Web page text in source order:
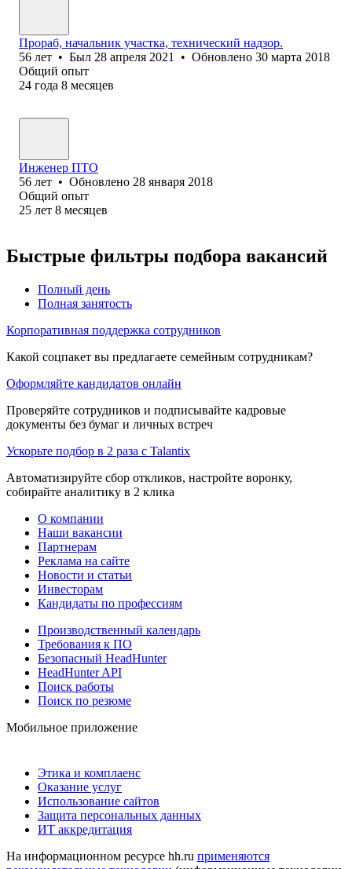
Прораб, начальник участка, технический надзор.
56 лет • Был 28 апреля 2021 • Обновлено 30 марта 2018
Общий опыт
24 года 8 месяцев
Инженер ПТО
56 лет • Обновлено 28 января 2018
Общий опыт
25 лет 8 месяцев
Быстрые фильтры подбора вакансий
Полный день
Полная занятость
Корпоративная поддержка сотрудников
Какой соцпакет вы предлагаете семейным сотрудникам?
Оформляйте кандидатов онлайн
Проверяйте сотрудников и подписывайте кадровые
документы без бумаг и личных встреч
Ускорьте подбор в 2 раза с Talantix
Автоматизируйте сбор откликов, настройте воронку,
собирайте аналитику в 2 клика
О компании
Наши вакансии
Партнерам
Реклама на сайте
Новости и статьи
Инвесторам
Кандидаты по профессиям
Производственный календарь
Требования к ПО
Безопасный HeadHunter
HeadHunter API
Поиск работы
Поиск по резюме
Мобильное приложение
Этика и комплаенс
Оказание услуг
Использование сайтов
Защита персональных данных
ИТ аккредитация
На информационном ресурсе hh.ru применяются